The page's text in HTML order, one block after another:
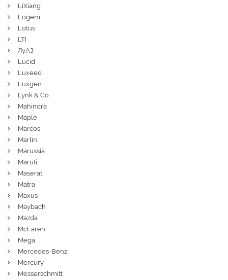
LiXiang
Logem
Lotus
LTI
ЛуАЗ
Lucid
Luxeed
Luxgen
Lynk & Co
Mahindra
Maple
Marcos
Marlin
Marussia
Maruti
Maserati
Matra
Maxus
Maybach
Mazda
McLaren
Mega
Mercedes-Benz
Mercury
Messerschmitt